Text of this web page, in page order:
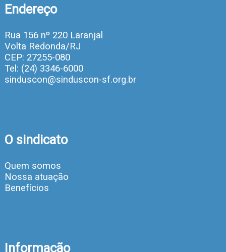
Endereço
Rua 156 nº 220 Laranjal
Volta Redonda/RJ
CEP: 27255-080
Tel: (24) 3346-6000
sinduscon@sinduscon-sf.org.br
O sindicato
Quem somos
Nossa atuação
Benefícios